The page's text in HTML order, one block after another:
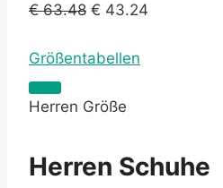
€63.48 € 43.24
Größentabellen
Herren Größe
Herren Schuhe